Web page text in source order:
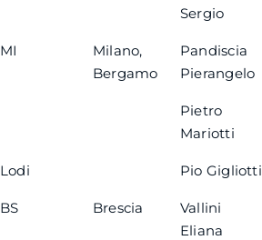
Sergio
MI
Milano,
Bergamo
Pandiscia
Pierangelo
Pietro
Mariotti
Lodi Pio Gigliotti
BS Brescia
Vallini
Eliana